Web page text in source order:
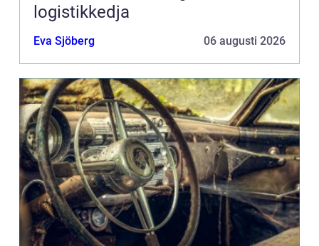
logistikkedja
Eva Sjöberg 06 augusti 2026